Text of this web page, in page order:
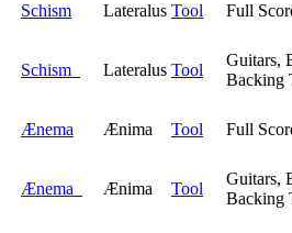
Schism Lateralus Tool Full
Schism Lateralus Tool
Guitars,
Backing
Ænema Ænima Tool Full
Ænema Ænima Tool
Guitars,
Backing